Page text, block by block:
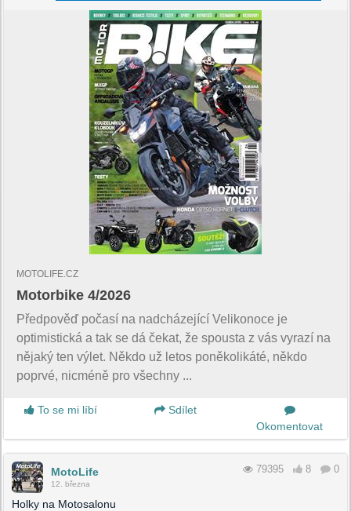
MOTOLIFE.CZ
Motorbike 4/2026
Předpověď počasí na nadcházející Velikonoce je
optimistická a tak se dá čekat, že spousta z vás vyrazí na
nějaký ten výlet. Někdo už letos poněkolikáté, někdo
poprvé, nicméně pro všechny ...
To se mi líbí
Sdílet
Okomentovat
MotoLife
12. března
79395 8 0
Holky na Motosalonu